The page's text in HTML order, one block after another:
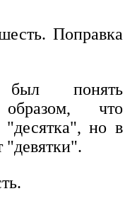
Поправка
понять
что
но в
"девятки".